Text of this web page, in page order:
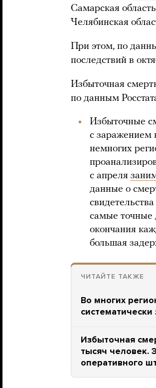
Самарская
Челябинская
При этом, по
последствий в
Избыточная
по данным
Избыточные
с заражением
немногих
с апреля
данные о
самые точные
окончания
большая
ЧИТАЙТЕ ТАКЖЕ
Во многих
Избыточная
тысяч человек.
оперативного